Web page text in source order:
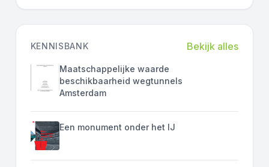
KENNISBANK Bekijk alles
Maatschappelijke waarde
beschikbaarheid wegtunnels
Amsterdam
Een monument onder het IJ